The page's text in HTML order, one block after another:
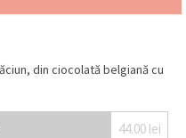
din ciocolată belgiană cu
44.00 lei